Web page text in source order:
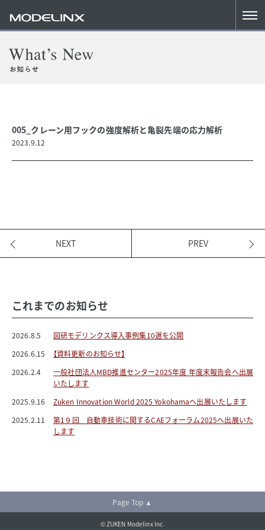
005_クレーン用フックの強度解析と亀裂先端の応力解析
2023.9.12
NEXT PREV
これまでのお知らせ
2026.8.5
図研モデリンクス導入事例集10選を公開
2026.6.15
【資料更新のお知らせ】
2026.2.4
一般社団法人MBD推進センター2025年度 年度末報告会へ出展
いたします
2025.9.16
Zuken Innovation World 2025 Yokohamaへ出展いたします
2025.2.11
第1９回 自動車技術に関するCAEフォーラム2025へ出展いた
します
Page Top ▲
© ZUKEN Modelinx Inc.